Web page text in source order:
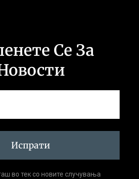
Се За
Испрати
во тек со новите случувања